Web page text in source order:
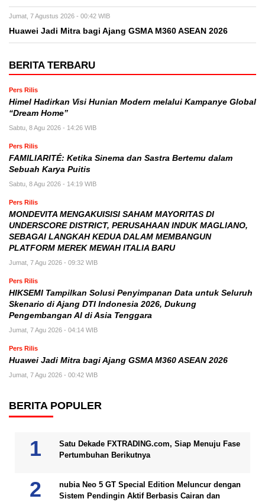
Jumat, 7 Agustus 2026 - 00:42 WIB
Huawei Jadi Mitra bagi Ajang GSMA M360 ASEAN 2026
BERITA TERBARU
Pers Rilis
Himel Hadirkan Visi Hunian Modern melalui Kampanye Global
“Dream Home”
Sabtu, 8 Agu 2026 - 14:26 WIB
Pers Rilis
FAMILIARITÉ: Ketika Sinema dan Sastra Bertemu dalam
Sebuah Karya Puitis
Sabtu, 8 Agu 2026 - 14:19 WIB
Pers Rilis
MONDEVITA MENGAKUISISI SAHAM MAYORITAS DI
UNDERSCORE DISTRICT, PERUSAHAAN INDUK MAGLIANO,
SEBAGAI LANGKAH KEDUA DALAM MEMBANGUN
PLATFORM MEREK MEWAH ITALIA BARU
Jumat, 7 Agu 2026 - 09:32 WIB
Pers Rilis
HIKSEMI Tampilkan Solusi Penyimpanan Data untuk Seluruh
Skenario di Ajang DTI Indonesia 2026, Dukung
Pengembangan AI di Asia Tenggara
Jumat, 7 Agu 2026 - 04:14 WIB
Pers Rilis
Huawei Jadi Mitra bagi Ajang GSMA M360 ASEAN 2026
Jumat, 7 Agu 2026 - 00:42 WIB
BERITA POPULER
Satu Dekade FXTRADING.com, Siap Menuju Fase
Pertumbuhan Berikutnya
nubia Neo 5 GT Special Edition Meluncur dengan
Sistem Pendingin Aktif Berbasis Cairan dan